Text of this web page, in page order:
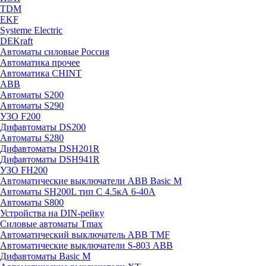
TDM
EKF
Systeme Electric
DEKraft
Автоматы силовые Россия
Автоматика прочее
Автоматика CHINT
ABB
Автоматы S200
Автоматы S290
УЗО F200
Дифавтоматы DS200
Автоматы S280
Дифавтоматы DSH201R
Дифавтоматы DSH941R
УЗО FH200
Автоматические выключатели ABB Basic M
Автоматы SH200L тип С 4.5кА 6-40А
Автоматы S800
Устройства на DIN-рейку
Силовые автоматы Tmax
Автоматический выключатель ABB TMF
Автоматические выключатели S-803 АВВ
Дифавтоматы Basic M